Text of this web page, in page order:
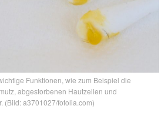
Funktionen, wie zum Beispiel die
abgestorbenen Hautzellen und
(Bild: a3701027/fotolia.com)